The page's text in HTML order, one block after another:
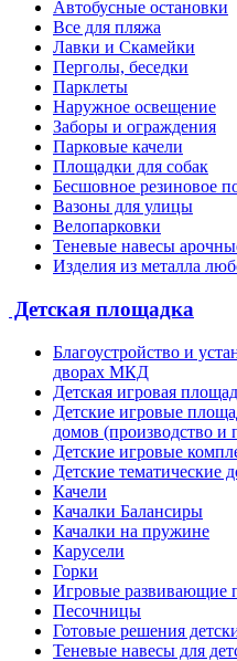
Автобусные остановки
Все для пляжа
Лавки и Скамейки
Перголы, беседки
Парклеты
Наружное освещение
Заборы и ограждения
Парковые качели
Площадки для собак
Бесшовное резиновое
Вазоны для улицы
Велопарковки
Теневые навесы
Изделия из металла
Детская площадка
Благоустройство и
дворах МКД
Детская игровая
Детские игровые
домов (производство и
Детские игровые
Детские тематические
Качели
Качалки Балансиры
Качалки на пружине
Карусели
Горки
Игровые развивающие
Песочницы
Готовые решения
Теневые навесы для